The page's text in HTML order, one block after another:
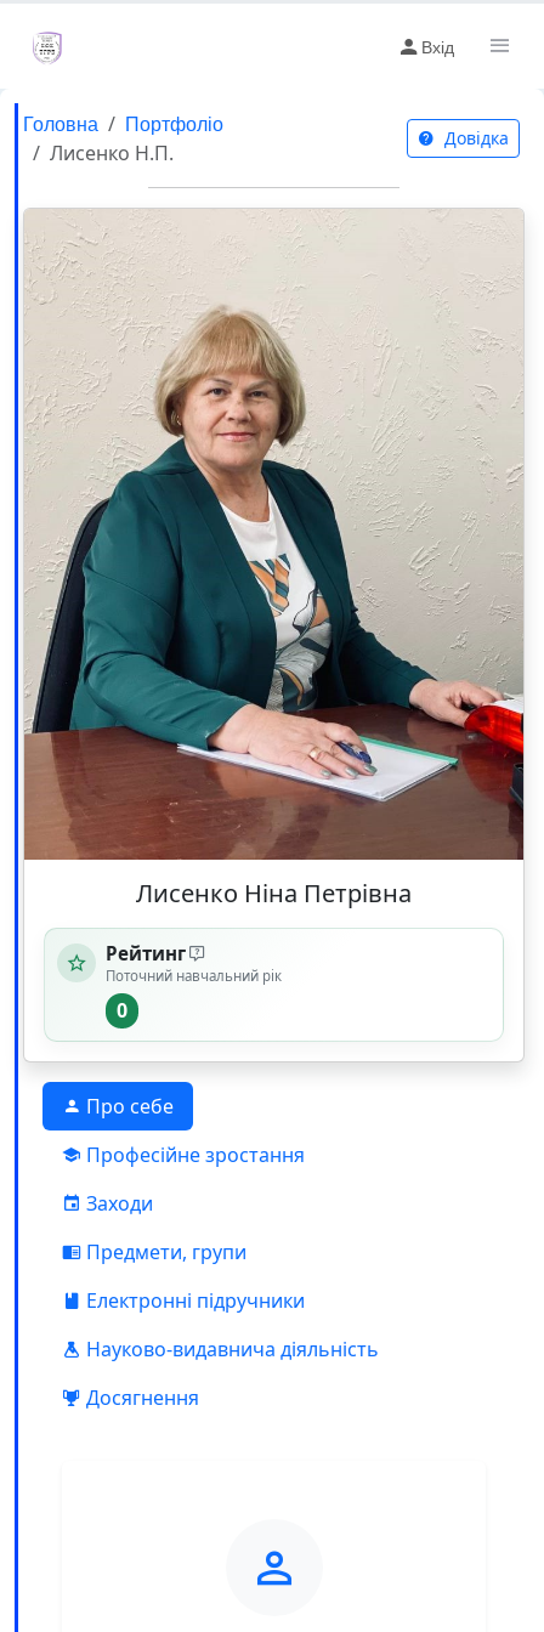
Вхід
Головна Портфоліо
Лисенко Н.П.
Довідка
Лисенко Ніна Петрівна
Рейтинг
Поточний навчальний рік
0
Про себе
Професійне зростання
Заходи
Предмети, групи
Електронні підручники
Науково-видавнича діяльність
Досягнення